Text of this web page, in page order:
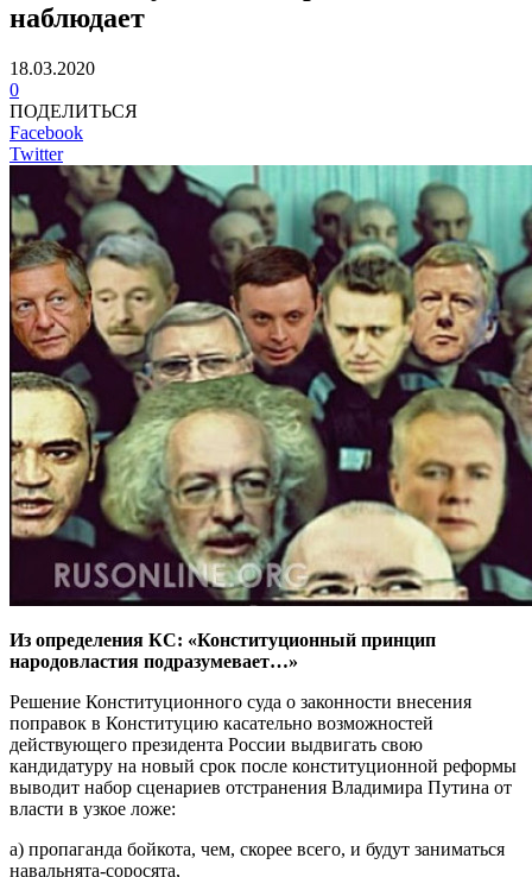
наблюдает
18.03.2020
0
ПОДЕЛИТЬСЯ
Facebook
Twitter
Из определения КС: «Конституционный принцип
народовластия подразумевает…»
Решение Конституционного суда о законности внесения
поправок в Конституцию касательно возможностей
действующего президента России выдвигать свою
кандидатуру на новый срок после конституционной реформы
выводит набор сценариев отстранения Владимира Путина от
власти в узкое ложе:
а) пропаганда бойкота, чем, скорее всего, и будут заниматься
навальнята-соросята,